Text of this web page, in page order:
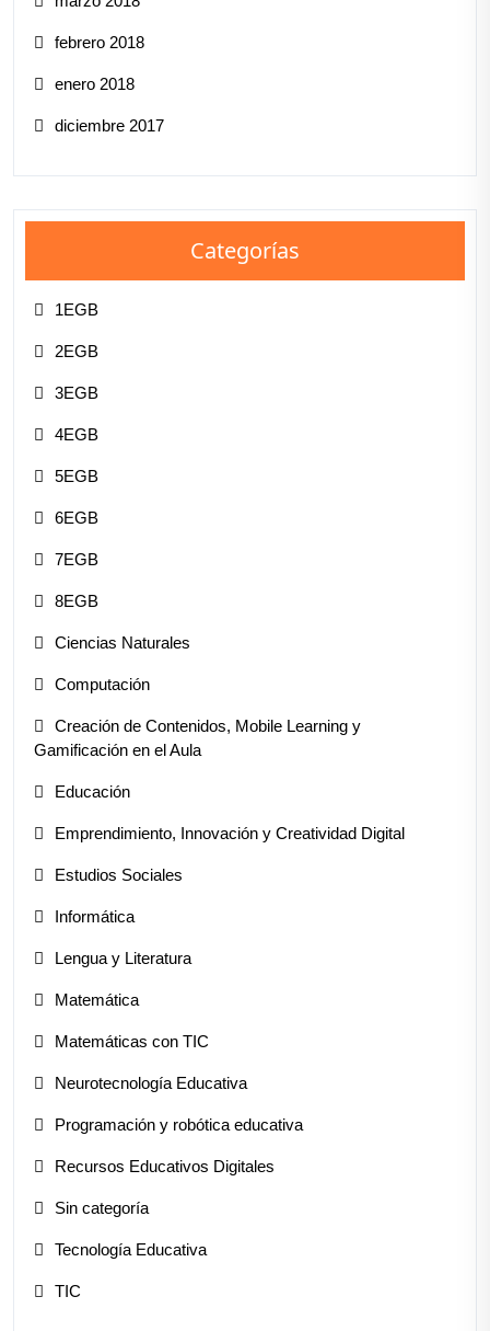
febrero 2018
enero 2018
diciembre 2017
Categorías
1EGB
2EGB
3EGB
4EGB
5EGB
6EGB
7EGB
8EGB
Ciencias Naturales
Computación
Creación de Contenidos, Mobile Learning y
Gamificación en el Aula
Educación
Emprendimiento, Innovación y Creatividad Digital
Estudios Sociales
Informática
Lengua y Literatura
Matemática
Matemáticas con TIC
Neurotecnología Educativa
Programación y robótica educativa
Recursos Educativos Digitales
Sin categoría
Tecnología Educativa
TIC